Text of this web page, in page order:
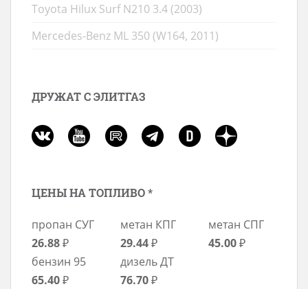
Toyota Hilux Surf N210 3.4 (2003)
Mercedes-Benz ML 350 (W164, 2011)
ДРУЖАТ С ЭЛИТГАЗ
ЦЕНЫ НА ТОПЛИВО *
пропан СУГ
26.88₽
метан КПГ
29.44₽
метан СПГ
45.00₽
бензин 95
65.40₽
дизель ДТ
76.70₽